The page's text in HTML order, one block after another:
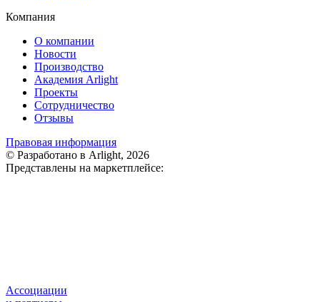
Компания
О компании
Новости
Производство
Академия Arlight
Проекты
Сотрудничество
Отзывы
Правовая информация
© Разработано в Arlight, 2026
Представлены на маркетплейсе:
Ассоциации